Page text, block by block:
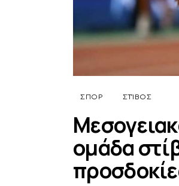
ΣΠΟΡ ΣΤΊΒΟΣ
ομάδα